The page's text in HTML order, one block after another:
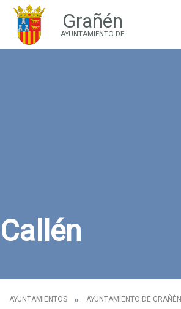
Grañén
AYUNTAMIENTO DE
Callén
AYUNTAMIENTOS AYUNTAMIENTO DE GRAÑÉN